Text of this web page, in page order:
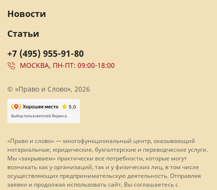
+7 (495) 955-91-80
МОСКВА, ПН-ПТ: 09:00-18:00
Новости
Статьи
© «Право и Слово», 2026
«Право и слово» — многофункциональный центр, оказывающий
нотариальные, юридические, бухгалтерские и переводческие услуги.
Мы «закрываем» практически все потребности, которые могут
возникать как у организаций, так и у физических лиц, в том числе
осуществляющих предпринимательскую деятельность. Отправляя
заявки и продолжая использовать сайт, Вы соглашаетесь с